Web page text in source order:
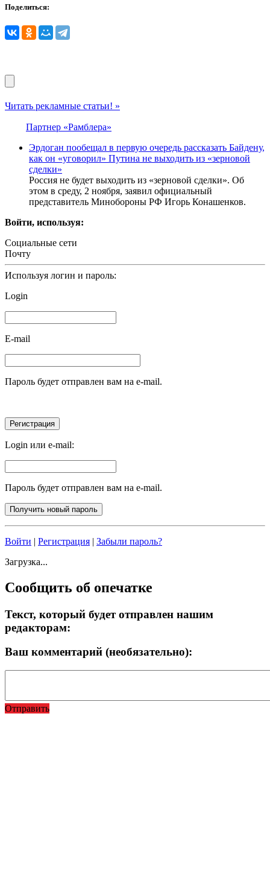
Поделиться:
Читать рекламные статьи! »
Партнер «Рамблера»
Эрдоган пообещал в первую очередь рассказать Байдену,
как он «уговорил» Путина не выходить из «зерновой
сделки»
Россия не будет выходить из «зерновой сделки». Об
этом в среду, 2 ноября, заявил официальный
представитель Минобороны РФ Игорь Конашенков.
Войти, используя:
Социальные сети
Почту
Используя логин и пароль:
Login
E-mail
Пароль будет отправлен вам на e-mail.
Login или e-mail:
Пароль будет отправлен вам на e-mail.
Войти | Регистрация | Забыли пароль?
Загрузка...
Сообщить об опечатке
Текст, который будет отправлен нашим
редакторам:
Ваш комментарий (необязательно):
Отправить